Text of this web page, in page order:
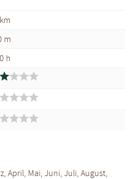
m
h



April, Mai, Juni, Juli, August,